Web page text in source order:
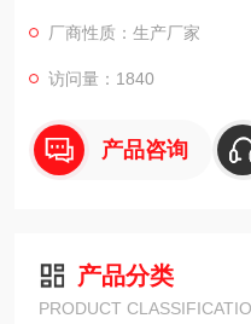
产的高品质进口橡胶管与意大
司产品同时进入中国.
厂商性质：生产厂家
访问量：1840
产品咨询
产品分类
PRODUCT